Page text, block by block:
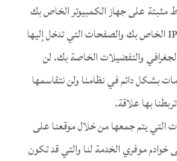
مثبتة على جهاز الكمبيوتر الخاص بك
وقد تتضمن عنوان IP الخاص بك والصفحات التي تدخل إليها
والتفضيلات الخاصة بك. لن
بشكل دائم في نظامنا ولن نتقاسمها
بها علاقة.
التي يتم جمعها من خلال موقعنا على
خوادم موفري الخدمة لنا والتي قد تكون